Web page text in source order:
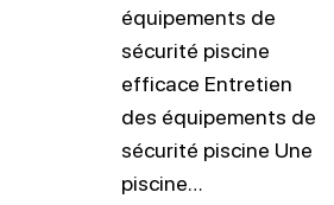
équipements de
sécurité piscine
efficace Entretien
des équipements de
sécurité piscine Une
piscine…